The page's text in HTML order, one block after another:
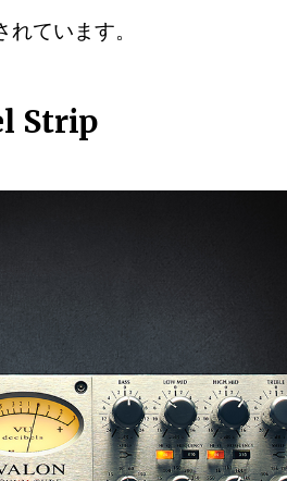
ています。
Strip